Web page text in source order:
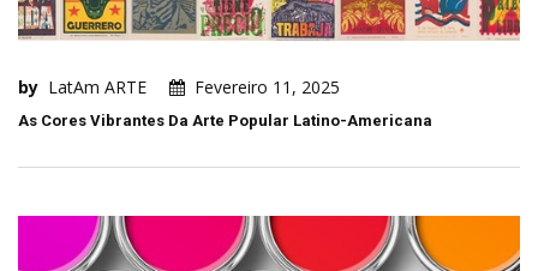
by LatAm ARTE Fevereiro 11, 2025
As Cores Vibrantes Da Arte Popular Latino-Americana